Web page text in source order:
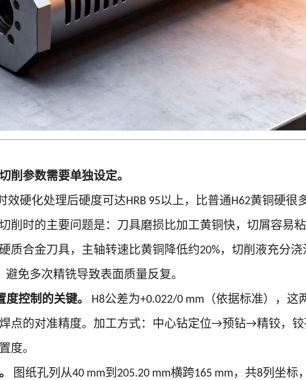
削参数需要单独设定。
效硬化处理后硬度可达HRB 95以上，比普通H62黄铜硬很
削时的主要问题是：刀具磨损比加工黄铜快，切屑容易
质合金刀具，主轴转速比黄铜降低约20%，切削液充分
避免多次精铣导致表面质量反复。
控制的关键。 H8公差为+0.022/0 mm （依据标准），这
点的对准精度。加工方式：中心钻定位→预钻→精铰，铰
度。
图纸孔列从40 mm到 205.20 mm横跨165 mm ，共8列坐标